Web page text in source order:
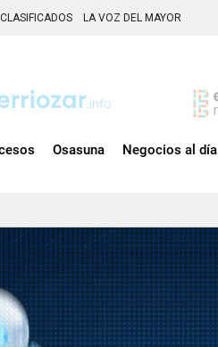
CLASIFICADOS LA VOZ DEL MAYOR
Osasuna Negocios al día